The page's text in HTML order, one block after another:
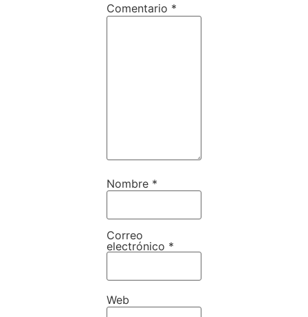
Comentario *
Nombre *
Correo
electrónico *
Web